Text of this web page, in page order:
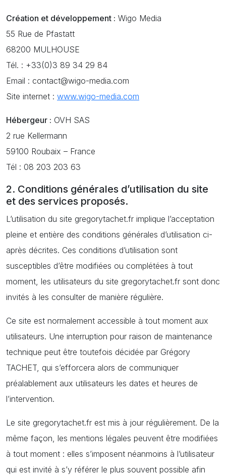
Création et développement : Wigo Media
55 Rue de Pfastatt
68200 MULHOUSE
Tél. : +33(0)3 89 34 29 84
Email : contact@wigo-media.com
Site internet : www.wigo-media.com
Hébergeur : OVH SAS
2 rue Kellermann
59100 Roubaix – France
Tél : 08 203 203 63
2. Conditions générales d’utilisation du site
et des services proposés.
L’utilisation du site gregorytachet.fr implique l’acceptation
pleine et entière des conditions générales d’utilisation ci-
après décrites. Ces conditions d’utilisation sont
susceptibles d’être modifiées ou complétées à tout
moment, les utilisateurs du site gregorytachet.fr sont donc
invités à les consulter de manière régulière.
Ce site est normalement accessible à tout moment aux
utilisateurs. Une interruption pour raison de maintenance
technique peut être toutefois décidée par Grégory
TACHET, qui s’efforcera alors de communiquer
préalablement aux utilisateurs les dates et heures de
l’intervention.
Le site gregorytachet.fr est mis à jour régulièrement. De la
même façon, les mentions légales peuvent être modifiées
à tout moment : elles s’imposent néanmoins à l’utilisateur
qui est invité à s’y référer le plus souvent possible afin